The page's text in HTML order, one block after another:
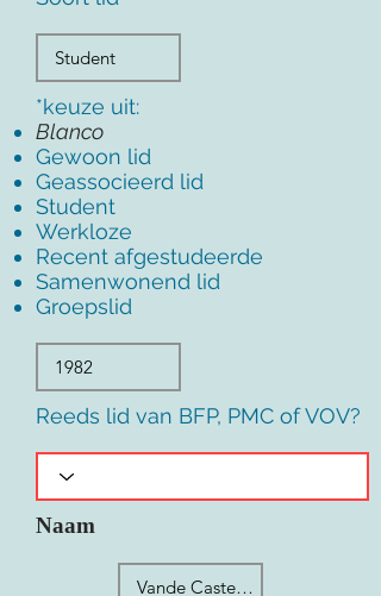
*keuze uit:
Blanco
Gewoon lid
Geassocieerd lid
Student
Werkloze
Recent afgestudeerde
Samenwonend lid
Groepslid
Reeds lid van BFP, PMC of VOV?
Naam